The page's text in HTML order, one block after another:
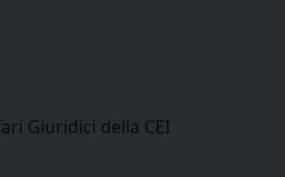
Giuridici della CEI